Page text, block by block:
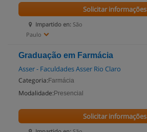
Impartido en: São
Paulo
Solicitar informações
Graduação em Farmácia
Asser - Faculdades Asser Rio Claro
Categoria: Farmácia
Modalidade: Presencial
Solicitar informações